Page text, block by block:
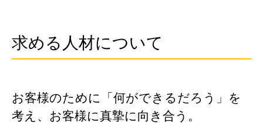
求める人材について
お客様のために「何ができるだろう」を
考え、お客様に真摯に向き合う。